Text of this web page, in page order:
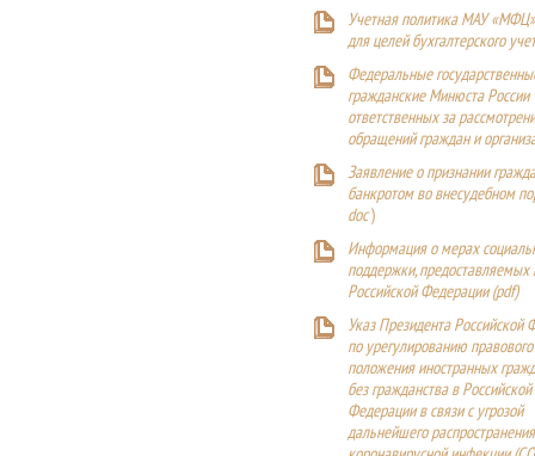
Учетная политика МАУ
для целей бухгалтерского
Федеральные
гражданские Минюста России
ответственных за
обращений граждан и
Заявление о признании
банкротом во внесудебном
doc)
Информация о мерах
поддержки,
Российской Федерации (pdf)
Указ Президента Российской
по урегулированию правового
положения иностранных
без гражданства в Российской
Федерации в связи с угрозой
дальнейшего